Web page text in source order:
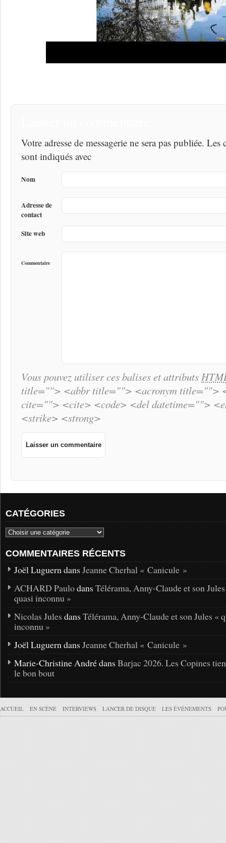
Votre adresse de messagerie ne sera pas publiée.
sont indiqués avec
Nom
Adresse de
contact
Site web
Commentaire
Vous pouvez utiliser ces balises et attributs
title=""> <abbr title=""> <acronym title="">
cite=""> <cite> <code> <del datetime="">
<strike> <strong>
CATÉGORIES
COMMENTAIRES RÉCENTS
Joël Luguern dans Jeanne Cherhal « Canicule »
ACHARD Paulodans Télérama, Anny-Claude et son
quasi inconnu »
Nicolas Jules dans Télérama, Anny-Claude et son Jules «
inconnu »
Joël Luguern dans Jeanne Cherhal « Canicule »
Marie-Christine André dans Barjac 2026. Les Copines
le bon bout
ACCUEIL EN SCÈNE INTERVIEWS LANCER DE DISQUE LES ÉVÉNEMENTS